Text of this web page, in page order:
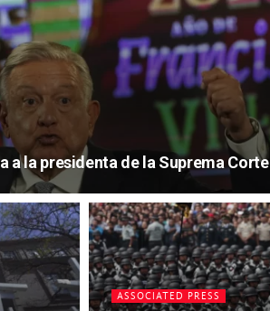
a la presidenta de la Suprema Corte
ASSOCIATED PRESS